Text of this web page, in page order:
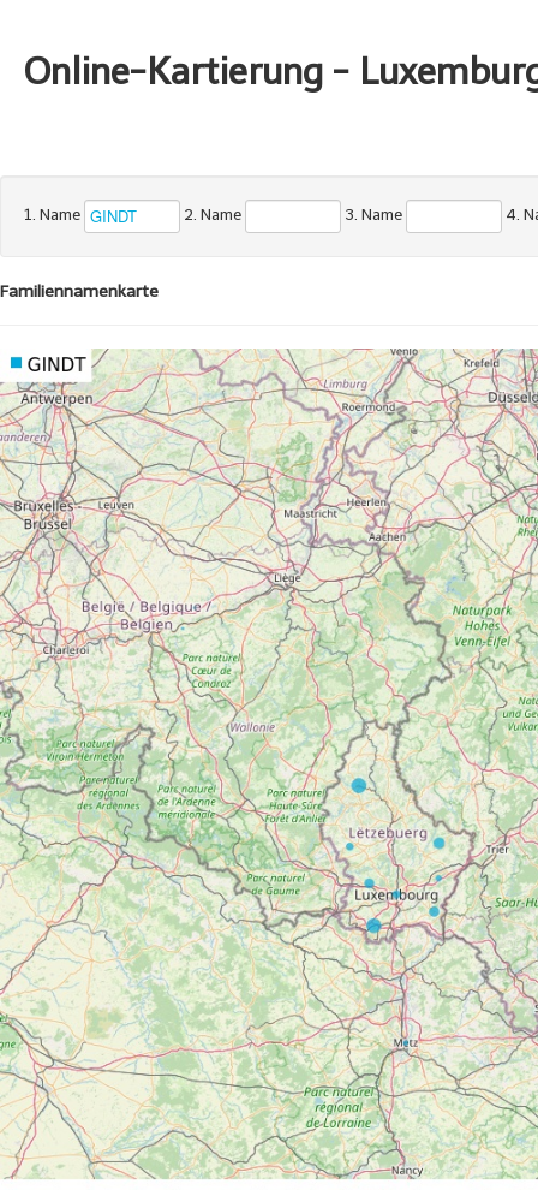
Online-Kartierung -
1. Name 2. Name 3. Name 4.
Familiennamenkarte